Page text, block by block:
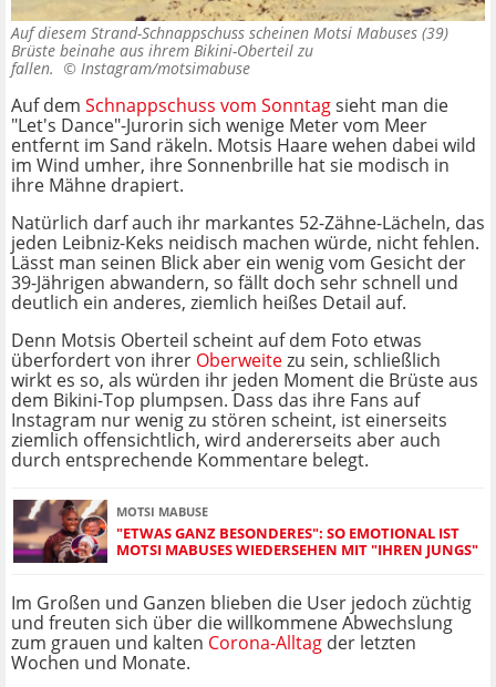
Auf diesem Strand-Schnappschuss scheinen Motsi Mabuses (39)
Brüste beinahe aus ihrem Bikini-Oberteil zu
fallen. © Instagram/motsimabuse
Auf dem Schnappschuss vom Sonntagsieht man die
"Let's Dance"-Jurorin sich wenige Meter vom Meer
entfernt im Sand räkeln. Motsis Haare wehen dabei wild
im Wind umher, ihre Sonnenbrille hat sie modisch in
ihre Mähne drapiert.
Natürlich darf auch ihr markantes 52-Zähne-Lächeln, das
jeden Leibniz-Keks neidisch machen würde, nicht fehlen.
Lässt man seinen Blick aber ein wenig vom Gesicht der
39-Jährigen abwandern, so fällt doch sehr schnell und
deutlich ein anderes, ziemlich heißes Detail auf.
Denn Motsis Oberteil scheint auf dem Foto etwas
überfordert von ihrer Oberweitezu sein, schließlich
wirkt es so, als würden ihr jeden Moment die Brüste aus
dem Bikini-Top plumpsen. Dass das ihre Fans auf
Instagram nur wenig zu stören scheint, ist einerseits
ziemlich offensichtlich, wird andererseits aber auch
durch entsprechende Kommentare belegt.
MOTSI MABUSE
"ETWAS GANZ BESONDERES": SO EMOTIONAL IST
MOTSI MABUSES WIEDERSEHEN MIT "IHREN JUNGS"
Im Großen und Ganzen blieben die User jedoch züchtig
und freuten sich über die willkommene Abwechslung
zum grauen und kalten Corona-Alltag der letzten
Wochen und Monate.